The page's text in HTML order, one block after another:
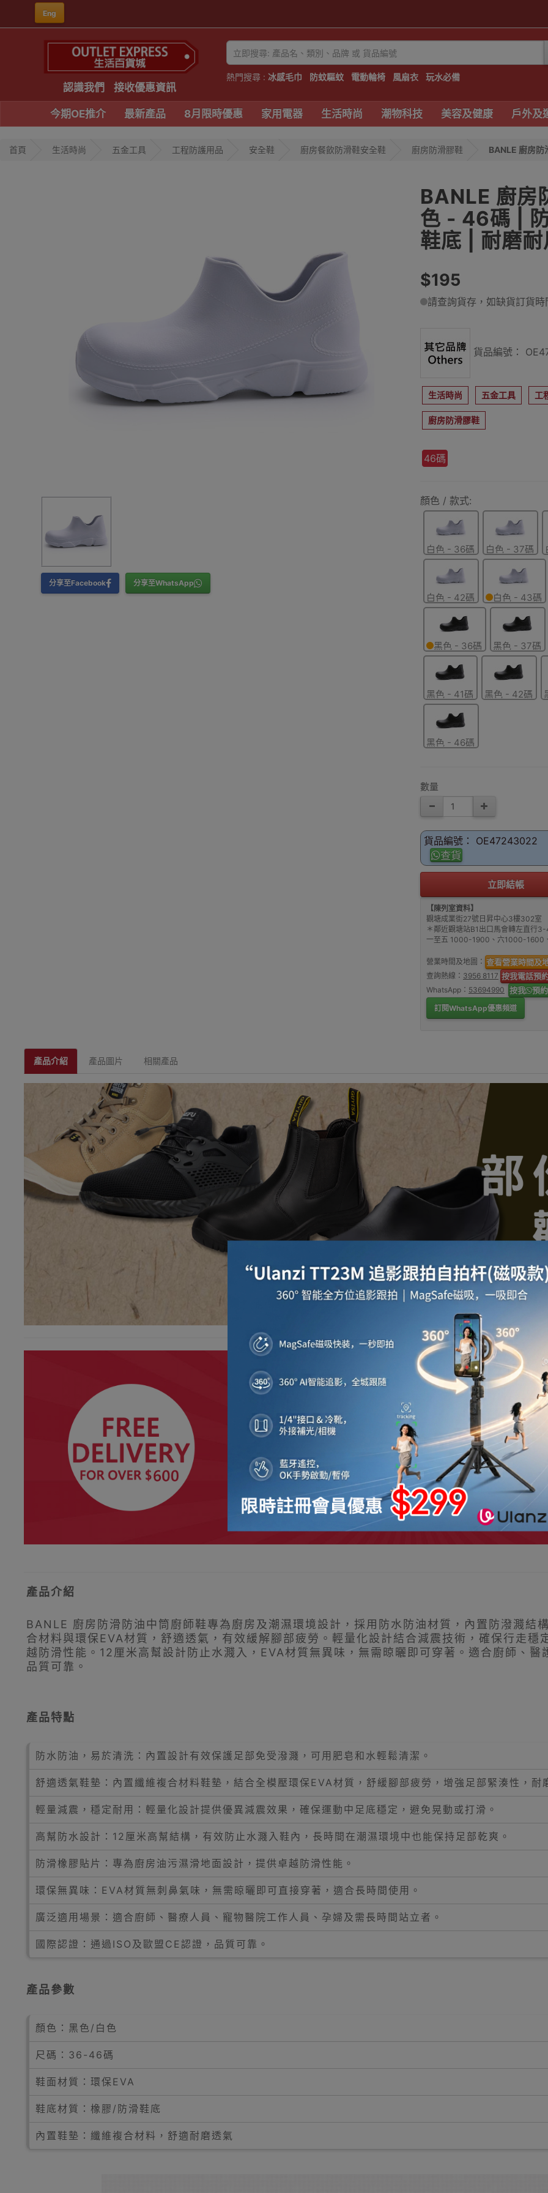
Eng
認識我們 接收優惠資訊
熱門搜尋 : 冰感毛巾 防蚊驅蚊 電動輪椅 風扇衣 玩水必備
今期OE推介 最新產品 8月限時優惠 家用電器 生活時尚 潮物科技 美容及健康 戶外及
首頁 生活時尚 五金工具 工程防護用品 安全鞋 廚房餐飲防滑鞋安全鞋 廚房防滑膠鞋 BANLE 廚房
分享至Facebook 分享至WhatsApp
BANLE 廚房
色 - 46碼 |
鞋底 | 耐磨耐
$195
請查詢貨存，如缺貨訂貨
貨品編號：
生活時尚 五金工具 工
廚房防滑膠鞋
46碼
顏色 / 款式:
白色 - 36碼 白色 - 37碼
白色 - 42碼 白色 - 43碼
黑色 - 36碼 黑色 - 37碼
黑色 - 41碼 黑色 - 42碼
黑色 - 46碼
數量
貨品編號： OE47243022
查貨
立即結帳
【陳列室資料】
觀塘成業街27號日昇中心3樓302室
＊鄰近觀塘站B1出口馬會轉左直行
一至五 1000-1900、六1000-1600
營業時間及地圖： 查看營業時間及
查詢熱線： 3956 8117 按我電話預
WhatsApp： 53694990 按我 預
訂閱WhatsApp優惠頻道
產品介紹 產品圖片 相關產品
產品介紹
BANLE 廚房防滑防油中筒廚師鞋專為廚房及潮濕環境設計，採用防水防油材質，內置防潑濺結
合材料與環保EVA材質，舒適透氣，有效緩解腳部疲勞。輕量化設計結合減震技術，確保行走
越防滑性能。12厘米高幫設計防止水濺入，EVA材質無異味，無需晾曬即可穿著。適合廚師、
品質可靠。
產品特點
防水防油，易於清洗：內置設計有效保護足部免受潑濺，可用肥皂和水輕鬆清潔。
舒適透氣鞋墊：內置纖維複合材料鞋墊，結合全模壓環保EVA材質，舒緩腳部疲勞，增強足部緊湊性，耐
輕量減震，穩定耐用：輕量化設計提供優異減震效果，確保運動中足底穩定，避免晃動或打滑。
高幫防水設計：12厘米高幫結構，有效防止水濺入鞋內，長時間在潮濕環境中也能保持足部乾爽。
防滑橡膠貼片：專為廚房油污濕滑地面設計，提供卓越防滑性能。
環保無異味：EVA材質無刺鼻氣味，無需晾曬即可直接穿著，適合長時間使用。
廣泛適用場景：適合廚師、醫療人員、寵物醫院工作人員、孕婦及需長時間站立者。
國際認證：通過ISO及歐盟CE認證，品質可靠。
產品參數
顏色：黑色/白色
尺碼：36-46碼
鞋面材質：環保EVA
鞋底材質：橡膠/防滑鞋底
內置鞋墊：纖維複合材料，舒適耐磨透氣